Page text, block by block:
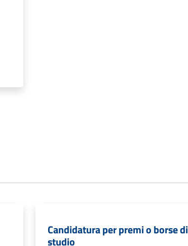
Candidatura per premi o borse di
studio